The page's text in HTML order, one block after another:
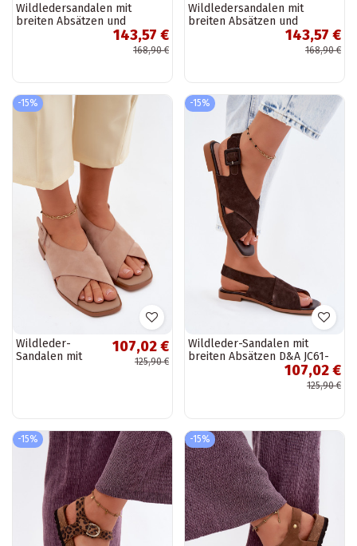
Wildledersandalen mit
breiten Absätzen und
dekorativen Blumen Zazoo
143,57 €
168,90 €
Wildledersandalen mit
breiten Absätzen und
dekorativen Blumen Zazoo
143,57 €
168,90 €
-15%
Wildleder-
Sandalen mit
107,02 €
125,90 €
-15%
Wildleder-Sandalen mit
breiten Absätzen D&A JC61-
1001 schokoladenbraun107,02 €
125,90 €
-15% -15%